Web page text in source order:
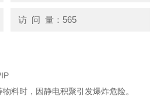
访 问 量：565
料时，因静电积聚引发爆炸危险。